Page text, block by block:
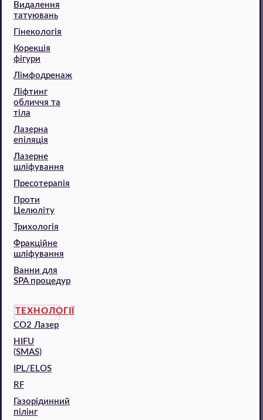
Видалення
татуювань
Гінекологія
Корекція
фігури
Лімфодренаж
Ліфтинг
обличчя та
тіла
Лазерна
епіляція
Лазерне
шліфування
Пресотерапія
Проти
Целюліту
Трихологія
Фракційне
шліфування
Ванни для
SPA процедур
ТЕХНОЛОГІЇ
CO2 Лазер
HIFU
(SMAS)
IPL/ELOS
RF
Газорідинний
пілінг